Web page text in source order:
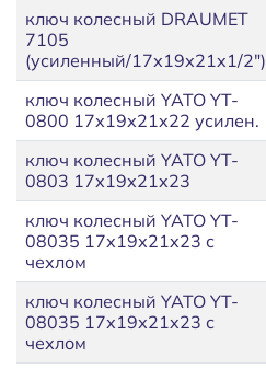
ключ колесный DRAUMET
7105
(усиленный/17х19х21x1/2")
ключ колесный YATO YT-
0800 17х19х21х22 усилен.
ключ колесный YATO YT-
0803 17х19х21х23
ключ колесный YATO YT-
08035 17х19х21x23 с
чехлом
ключ колесный YATO YT-
08035 17х19х21x23 с
чехлом